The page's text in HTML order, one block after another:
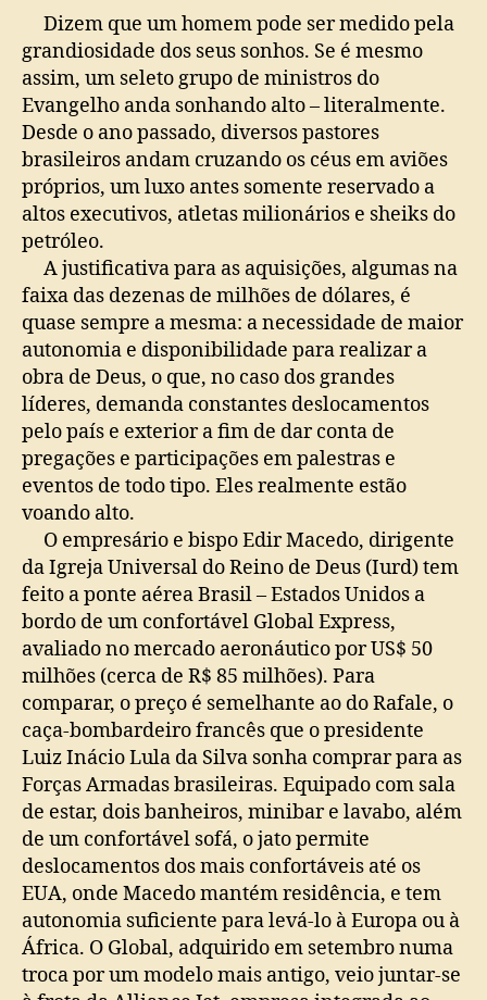
Dizem que um homem pode ser medido pela
grandiosidade dos seus sonhos. Se é mesmo
assim, um seleto grupo de ministros do
Evangelho anda sonhando alto – literalmente.
Desde o ano passado, diversos pastores
brasileiros andam cruzando os céus em aviões
próprios, um luxo antes somente reservado a
altos executivos, atletas milionários e sheiks do
petróleo.
A justificativa para as aquisições, algumas na
faixa das dezenas de milhões de dólares, é
quase sempre a mesma: a necessidade de maior
autonomia e disponibilidade para realizar a
obra de Deus, o que, no caso dos grandes
líderes, demanda constantes deslocamentos
pelo país e exterior a fim de dar conta de
pregações e participações em palestras e
eventos de todo tipo. Eles realmente estão
voando alto.
O empresário e bispo Edir Macedo, dirigente
da Igreja Universal do Reino de Deus (Iurd) tem
feito a ponte aérea Brasil – Estados Unidos a
bordo de um confortável Global Express,
avaliado no mercado aeronáutico por US$ 50
milhões (cerca de R$ 85 milhões). Para
comparar, o preço é semelhante ao do Rafale, o
caça-bombardeiro francês que o presidente
Luiz Inácio Lula da Silva sonha comprar para as
Forças Armadas brasileiras. Equipado com sala
de estar, dois banheiros, minibar e lavabo, além
de um confortável sofá, o jato permite
deslocamentos dos mais confortáveis até os
EUA, onde Macedo mantém residência, e tem
autonomia suficiente para levá-lo à Europa ou à
África. O Global, adquirido em setembro numa
troca por um modelo mais antigo, veio juntar-se